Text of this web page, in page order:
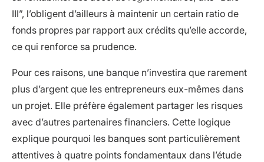
III”, l’obligent d’ailleurs à maintenir un certain ratio de
fonds propres par rapport aux crédits qu’elle accorde,
ce qui renforce sa prudence.
Pour ces raisons, une banque n’investira que rarement
plus d’argent que les entrepreneurs eux-mêmes dans
un projet. Elle préfère également partager les risques
avec d’autres partenaires financiers. Cette logique
explique pourquoi les banques sont particulièrement
attentives à quatre points fondamentaux dans l’étude